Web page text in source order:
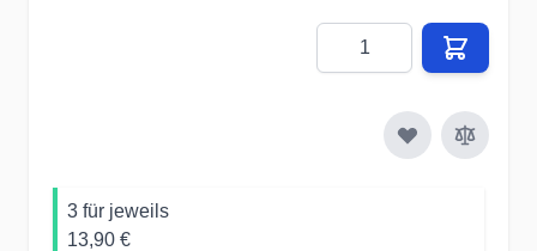
Menge
3 für jeweils
13,90 €